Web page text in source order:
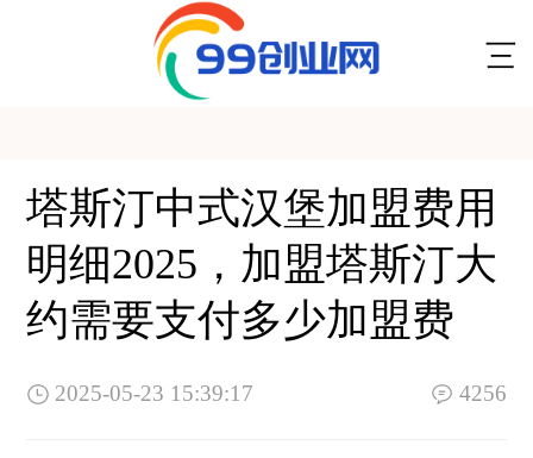
塔斯汀中式汉堡加盟费用
明细2025，加盟塔斯汀大
约需要支付多少加盟费
2025-05-23 15:39:17 4256